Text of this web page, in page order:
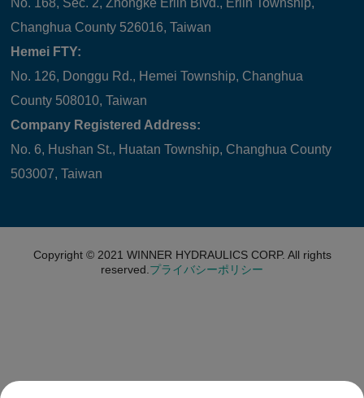
No. 168, Sec. 2, Zhongke Erlin Blvd., Erlin Township,
Changhua County 526016, Taiwan
Hemei FTY:
No. 126, Donggu Rd., Hemei Township, Changhua
County 508010, Taiwan
Company Registered Address:
No. 6, Hushan St., Huatan Township, Changhua County
503007, Taiwan
Copyright © 2021 WINNER HYDRAULICS CORP. All rights
reserved.プライバシーポリシー